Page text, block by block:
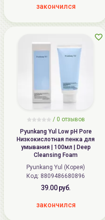
закончился
/ 0 отзывов
Pyunkang Yul Low pH Pore
Низкокислотная пенка для
умывания | 100мл | Deep
Cleansing Foam
Pyunkang Yul (Корея)
Код: 8809486680896
39.00 руб.
закончился